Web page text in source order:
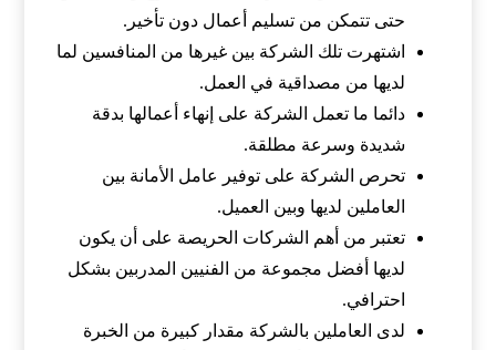
حتى تتمكن من تسليم أعمال دون تأخير.
اشتهرت تلك الشركة بين غيرها من المنافسين لما
لديها من مصداقية في العمل.
دائما ما تعمل الشركة على إنهاء أعمالها بدقة
شديدة وسرعة مطلقة.
تحرص الشركة على توفير عامل الأمانة بين
العاملين لديها وبين العميل.
تعتبر من أهم الشركات الحريصة على أن يكون
لديها أفضل مجموعة من الفنيين المدربين بشكل
احترافي.
لدى العاملين بالشركة مقدار كبيرة من الخبرة